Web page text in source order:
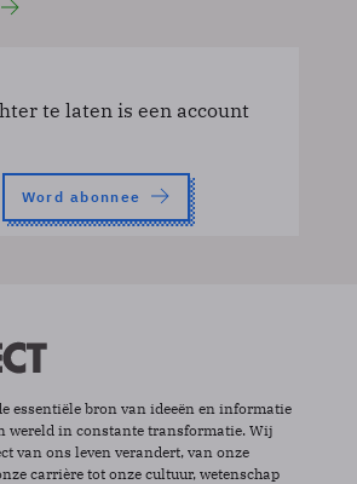
te laten is een account
Word abonnee
essentiële bron van ideeën en informatie
wereld in constante transformatie. Wij
van ons leven verandert, van onze
carrière tot onze cultuur, wetenschap